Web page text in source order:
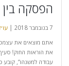
הפסקה
7 בנובמבר 2018 |
אתם מוצאים את
עבודה למשנהו“, קובע